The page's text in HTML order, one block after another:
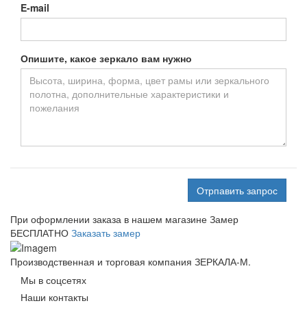
E-mail
Опишите, какое зеркало вам нужно
Отрпавить запрос
При оформлении заказа в нашем магазине Замер
БЕСПЛАТНО Заказать замер
Производственная и торговая компания ЗЕРКАЛА-М.
Мы в соцсетях
Наши контакты